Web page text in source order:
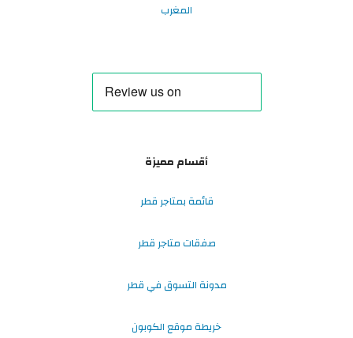
المغرب
أقسام مميزة
قائمة بمتاجر قطر
صفقات متاجر قطر
مدونة التسوق في قطر
خريطة موقع الكوبون